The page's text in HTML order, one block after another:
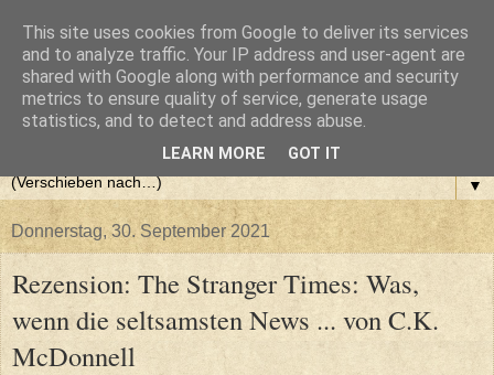
▼
Donnerstag, 30. September 2021
Rezension: The Stranger Times: Was,
wenn die seltsamsten News ... von C.K.
McDonnell
This site uses cookies from Google to deliver its services
and to analyze traffic. Your IP address and user-agent are
shared with Google along with performance and security
metrics to ensure quality of service, generate usage
statistics, and to detect and address abuse.
LEARN MORE GOT IT